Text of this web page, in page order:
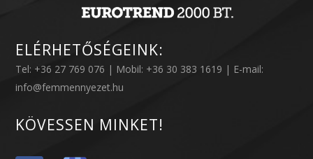
ELÉRHETŐSÉGEINK:
Tel: +36 27 769 076 | Mobil: +36 30 383 1619 | E-mail:
info@femmennyezet.hu
KÖVESSEN MINKET!